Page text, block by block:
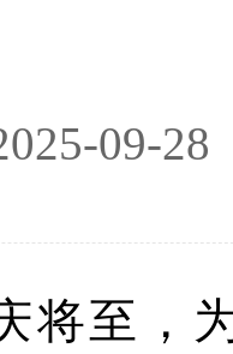
2025-
将至，